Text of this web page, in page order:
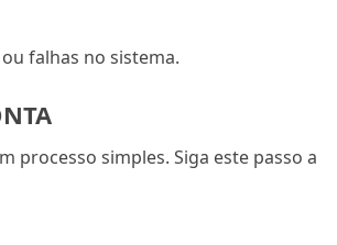
falhas no sistema.
processo simples. Siga este passo a